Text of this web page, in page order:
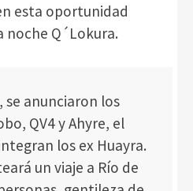
esta oportunidad
noche Q´Lokura.
se anunciaron los
QV4 y Ahyre, el
los ex Huayra.
un viaje a Río de